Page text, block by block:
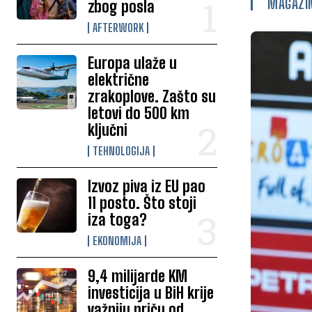
zbog posla
AFTERWORK
Europa ulaže u
električne
zrakoplove. Zašto su
letovi do 500 km
ključni
TEHNOLOGIJA
Izvoz piva iz EU pao
11 posto. Što stoji
iza toga?
EKONOMIJA
9,4 milijarde KM
investicija u BiH krije